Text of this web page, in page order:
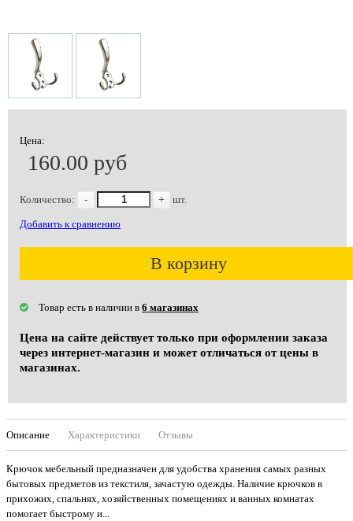
Цена:
160.00 руб
Количество: - + шт.
Добавить к сравнению
В корзину
Товар есть в наличии в 6 магазинах
Цена на сайте действует только при оформлении заказа
через интернет-магазин и может отличаться от цены в
магазинах.
Описание Характеристики Отзывы
Крючок мебельный предназначен для удобства хранения самых разных
бытовых предметов из текстиля, зачастую одежды. Наличие крючков в
прихожих, спальнях, хозяйственных помещениях и ванных комнатах
помогает быстрому и...